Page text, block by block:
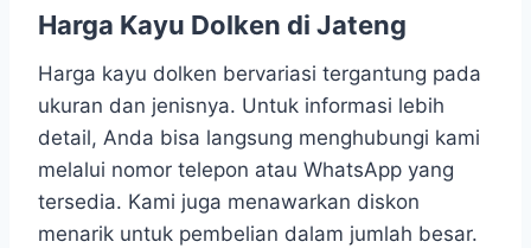
Harga Kayu Dolken di Jateng
Harga kayu dolken bervariasi tergantung pada
ukuran dan jenisnya. Untuk informasi lebih
detail, Anda bisa langsung menghubungi kami
melalui nomor telepon atau WhatsApp yang
tersedia. Kami juga menawarkan diskon
menarik untuk pembelian dalam jumlah besar.